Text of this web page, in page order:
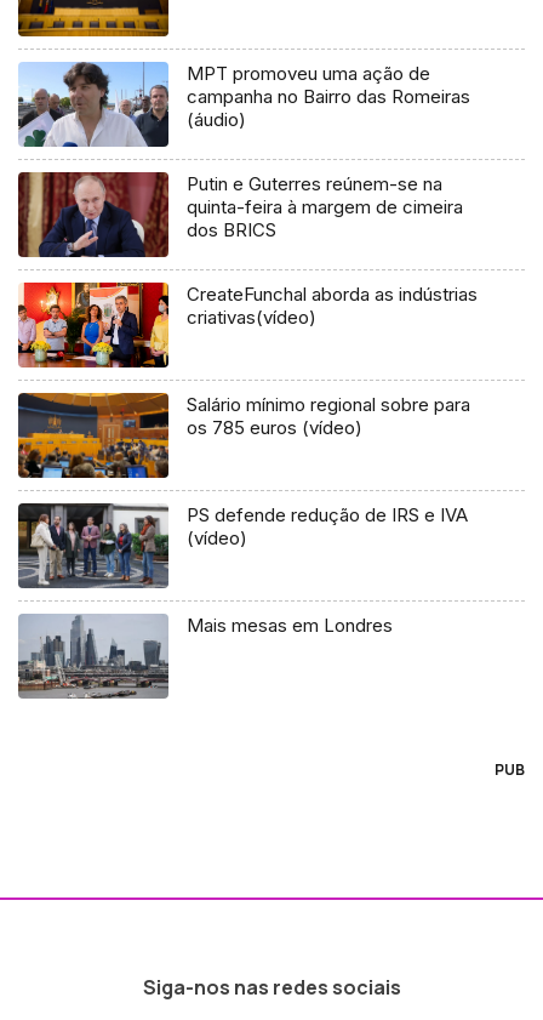
MPT promoveu uma ação de
campanha no Bairro das Romeiras
(áudio)
Putin e Guterres reúnem-se na
quinta-feira à margem de cimeira
dos BRICS
CreateFunchal aborda as indústrias
criativas(vídeo)
Salário mínimo regional sobre para
os 785 euros (vídeo)
PS defende redução de IRS e IVA
(vídeo)
Mais mesas em Londres
PUB
Siga-nos nas redes sociais